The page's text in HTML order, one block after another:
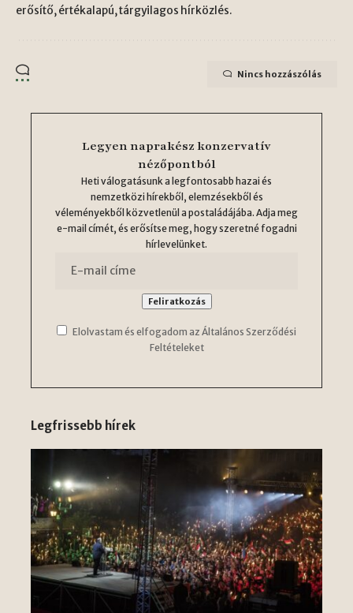
erősítő, értékalapú, tárgyilagos hírközlés.
Nincs hozzászólás
Legyen naprakész konzervatív
nézőpontból
Heti válogatásunk a legfontosabb hazai és
nemzetközi hírekből, elemzésekből és
véleményekből közvetlenül a postaládájába. Adja meg
e-mail címét, és erősítse meg, hogy szeretné fogadni
hírlevelünket.
Elolvastam és elfogadom az Általános Szerződési
Feltételeket
Legfrissebb hírek